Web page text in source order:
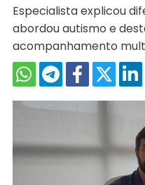
Especialista explicou
abordou autismo e
acompanhamento